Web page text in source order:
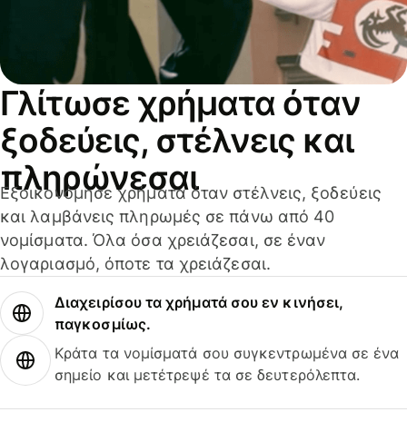
Γλίτωσε χρήματα όταν
ξοδεύεις, στέλνεις και
πληρώνεσαι
Εξοικονόμησε χρήματα όταν στέλνεις, ξοδεύεις
και λαμβάνεις πληρωμές σε πάνω από 40
νομίσματα. Όλα όσα χρειάζεσαι, σε έναν
λογαριασμό, όποτε τα χρειάζεσαι.
Διαχειρίσου τα χρήματά σου εν κινήσει,
παγκοσμίως.
Κράτα τα νομίσματά σου συγκεντρωμένα σε ένα
σημείο και μετέτρεψέ τα σε δευτερόλεπτα.